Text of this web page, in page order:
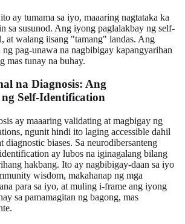
ay tumama sa iyo, maaaring nagtataka ka
sa susunod. Ang iyong paglalakbay ng self-
at walang iisang "tamang" landas. Ang
pag-unawa na nagbibigay kapangyarihan
mas tunay na buhay.
na Diagnosis: Ang
Self-Identification
ay maaaring validating at magbigay ng
ngunit hindi ito laging accessible dahil
diagnostic biases. Sa neurodibersanteng
ay lubos na iginagalang bilang
hakbang. Ito ay nagbibigay-daan sa iyo
wisdom, makahanap ng mga
para sa iyo, at muling i-frame ang iyong
sa pamamagitan ng bagong, mas